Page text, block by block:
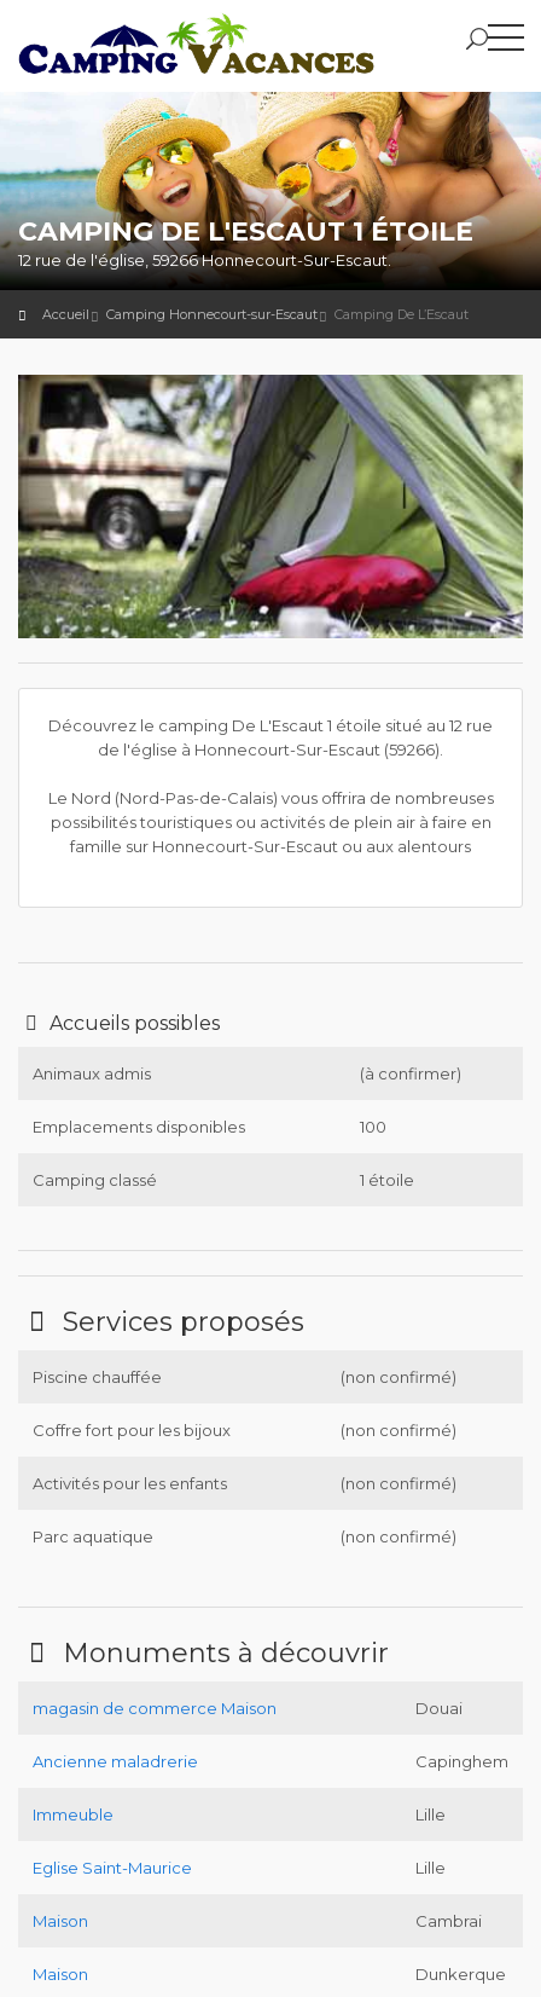
CAMPING DE L'ESCAUT 1 ÉTOILE
12 rue de l'église, 59266 Honnecourt-Sur-Escaut.
Accueil Camping Honnecourt-sur-Escaut Camping De L’Escaut
Découvrez le camping De L'Escaut 1 étoile situé au 12 rue
de l'église à Honnecourt-Sur-Escaut (59266).
Le Nord (Nord-Pas-de-Calais) vous offrira de nombreuses
possibilités touristiques ou activités de plein air à faire en
famille sur Honnecourt-Sur-Escaut ou aux alentours
Accueils possibles
Animaux admis (à confirmer)
Emplacements disponibles 100
Camping classé 1 étoile
Services proposés
Piscine chauffée (non confirmé)
Coffre fort pour les bijoux (non confirmé)
Activités pour les enfants (non confirmé)
Parc aquatique (non confirmé)
Monuments à découvrir
magasin de commerce Maison Douai
Ancienne maladrerie Capinghem
Immeuble Lille
Eglise Saint-Maurice Lille
Maison Cambrai
Maison Dunkerque